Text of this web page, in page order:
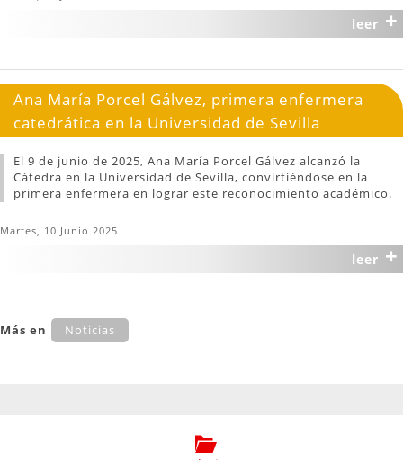
leer +
Ana María Porcel Gálvez, primera enfermera
catedrática en la Universidad de Sevilla
El 9 de junio de 2025, Ana María Porcel Gálvez alcanzó la
Cátedra en la Universidad de Sevilla, convirtiéndose en la
primera enfermera en lograr este reconocimiento académico.
Martes, 10 Junio 2025
leer +
Más en Noticias